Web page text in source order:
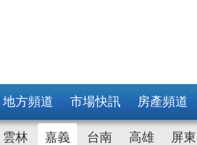
地方頻道 市場快訊 房產頻道
雲林 嘉義 台南 高雄 屏東